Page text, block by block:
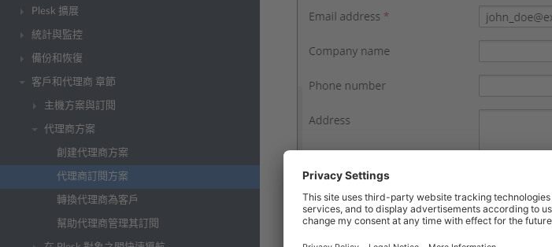
Plesk 擴展
統計與監控
備份和恢復
客戶和代理商 章節
主機方案與訂閱
代理商方案
創建代理商方案
代理商訂閱方案
轉換代理商為客戶
幫助代理商管理其訂閱
指定代理商的聯繫/計費資訊、用戶名和密碼。
您可以給代理商帳戶添加一些注釋或描述。該描述